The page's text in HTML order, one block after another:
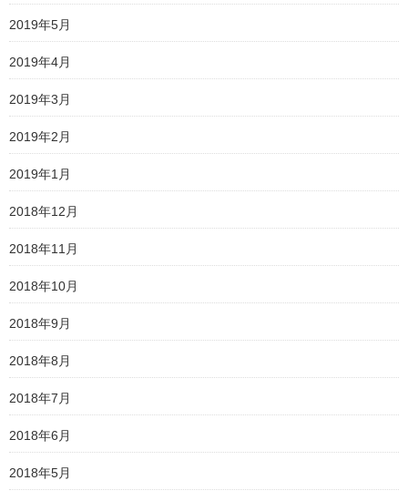
2019年5月
2019年4月
2019年3月
2019年2月
2019年1月
2018年12月
2018年11月
2018年10月
2018年9月
2018年8月
2018年7月
2018年6月
2018年5月